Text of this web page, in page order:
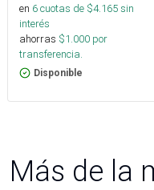
en 6cuotas de $4.165sin
interés
ahorras $1.000 por
transferencia.
Disponible
Más de la